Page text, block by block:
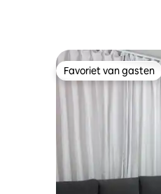
Favoriet van gasten
Favoriet van gasten